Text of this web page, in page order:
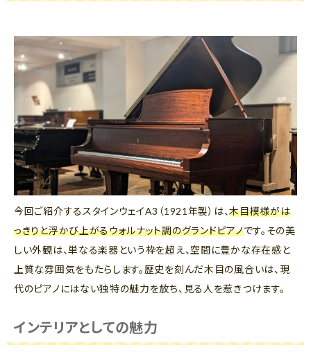
今回ご紹介するスタインウェイA3（1921年製）は、木目模様がは
っきりと浮かび上がるウォルナット調のグランドピアノです。その美
しい外観は、単なる楽器という枠を超え、空間に豊かな存在感と
上質な雰囲気をもたらします。歴史を刻んだ木目の風合いは、現
代のピアノにはない独特の魅力を放ち、見る人を惹きつけます。
インテリアとしての魅力